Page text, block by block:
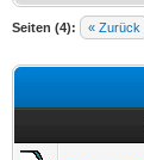
Seiten (4): « Zurück